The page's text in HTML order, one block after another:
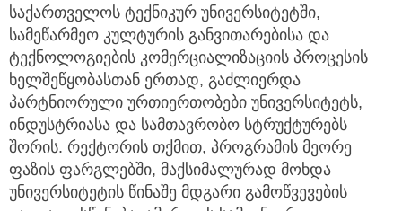
სამეწარმეო კულტურის განვითარებისა და
ტექნოლოგიების კომერციალიზაციის პროცესის
ხელშეწყობასთან ერთად, გაძლიერდა
პარტნიორული ურთიერთობები უნივერსიტეტს,
ინდუსტრიასა და სამთავრობო სტრუქტურებს
შორის. რექტორის თქმით, პროგრამის მეორე
ფაზის ფარგლებში, მაქსიმალურად მოხდა
უნივერსიტეტის წინაშე მდგარი გამოწვევების
გათვალისწინება, ამერიკის სამეცნიერო-